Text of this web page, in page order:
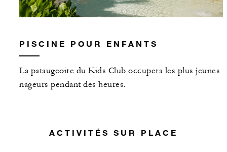
PISCINE POUR ENFANTS
La pataugeoire du Kids Club occupera les plus jeunes
nageurs pendant des heures.
ACTIVITÉS SUR PLACE